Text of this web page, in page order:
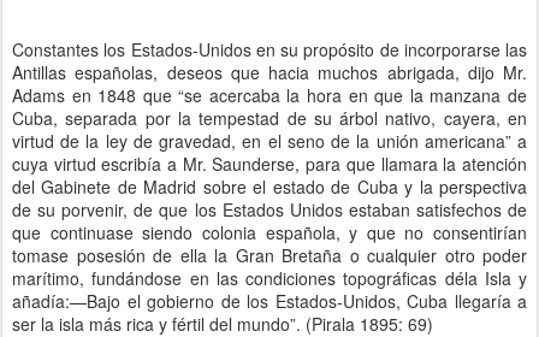
Constantes los Estados-Unidos en su propósito de incorporarse las
Antillas españolas, deseos que hacia muchos abrigada, dijo Mr.
Adams en 1848 que “se acercaba la hora en que la manzana de
Cuba, separada por la tempestad de su árbol nativo, cayera, en
virtud de la ley de gravedad, en el seno de la unión americana” a
cuya virtud escribía a Mr. Saunderse, para que llamara la atención
del Gabinete de Madrid sobre el estado de Cuba y la perspectiva
de su porvenir, de que los Estados Unidos estaban satisfechos de
que continuase siendo colonia española, y que no consentirían
tomase posesión de ella la Gran Bretaña o cualquier otro poder
marítimo, fundándose en las condiciones topográficas déla Isla y
añadía:—Bajo el gobierno de los Estados-Unidos, Cuba llegaría a
ser la isla más rica y fértil del mundo”. (Pirala 1895: 69)